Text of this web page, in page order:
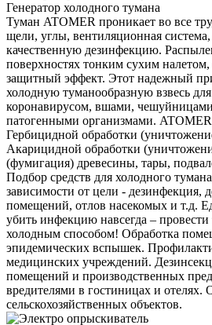
Генератор холодного тумана
Туман ATOMER проникает во все
щели, углы, вентиляционная система,
качественную дезинфекцию.
поверхностях тонким сухим
защитный эффект. Этот надежный
холодную туманообразную взвесь
коронавирусом, вшами,
патогенными организмами. ATOMER
Гербицидной обработки
Акарицидной обработки
(фумигация) древесины, тары,
Подбор средств для холодного
зависимости от цели - дезинфекция,
помещений, отлов насекомых и т.д.
убить инфекцию навсегда –
холодным способом! Обработка
эпидемических вспышек.
медицинских учреждений.
помещений и производственных
вредителями в гостиницах и отелях.
сельскохозяйственных объектов.